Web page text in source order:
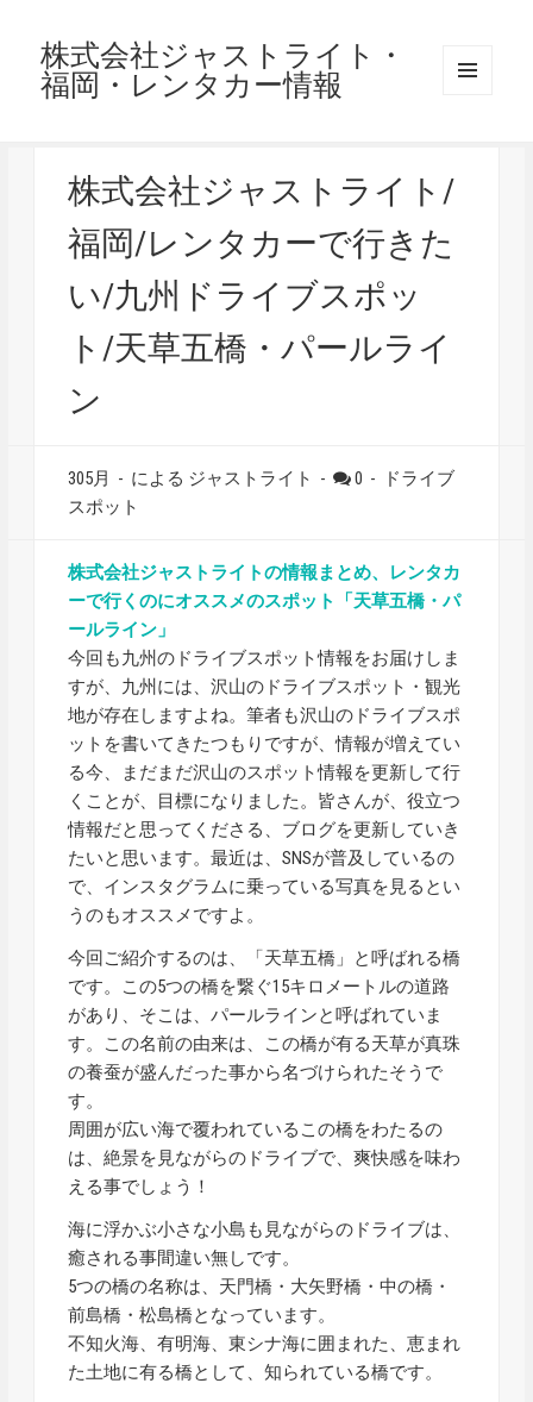
株式会社ジャストライト・
福岡・レンタカー情報
株式会社ジャストライト/
福岡/レンタカーで行きた
い/九州ドライブスポッ
ト/天草五橋・パールライ
ン
305月 - による ジャストライト - 0 -
ドライブ
スポット
株式会社ジャストライトの情報まとめ、レンタカ
ーで行くのにオススメのスポット「天草五橋・パ
ールライン」
今回も九州のドライブスポット情報をお届けしま
すが、九州には、沢山のドライブスポット・観光
地が存在しますよね。筆者も沢山のドライブスポ
ットを書いてきたつもりですが、情報が増えてい
る今、まだまだ沢山のスポット情報を更新して行
くことが、目標になりました。皆さんが、役立つ
情報だと思ってくださる、ブログを更新していき
たいと思います。最近は、SNSが普及しているの
で、インスタグラムに乗っている写真を見るとい
うのもオススメですよ。
今回ご紹介するのは、「天草五橋」と呼ばれる橋
です。この5つの橋を繋ぐ15キロメートルの道路
があり、そこは、パールラインと呼ばれていま
す。この名前の由来は、この橋が有る天草が真珠
の養蚕が盛んだった事から名づけられたそうで
す。
周囲が広い海で覆われているこの橋をわたるの
は、絶景を見ながらのドライブで、爽快感を味わ
える事でしょう！
海に浮かぶ小さな小島も見ながらのドライブは、
癒される事間違い無しです。
5つの橋の名称は、天門橋・大矢野橋・中の橋・
前島橋・松島橋となっています。
不知火海、有明海、東シナ海に囲まれた、恵まれ
た土地に有る橋として、知られている橋です。